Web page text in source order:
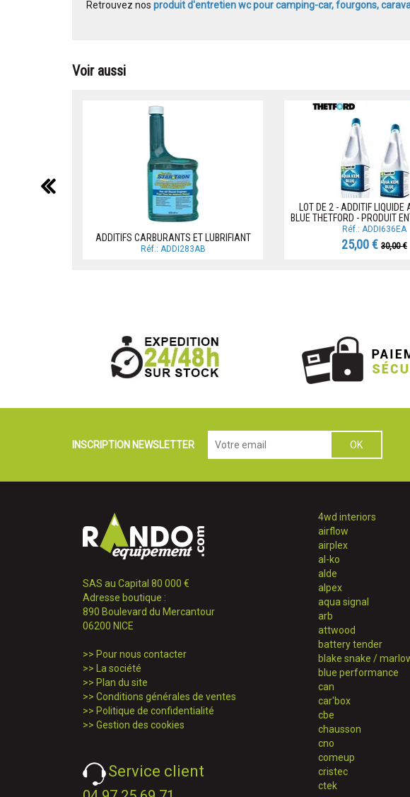
Retrouvez nos produit d'entretien wc pour camping-car, fourgons,
Voir aussi
ADDITIFS CARBURANTS ET LUBRIFIANT
Réf.: ADDI283AB
LOT DE 2 - ADDITIF LIQUIDE
BLUE THETFORD - PRODUIT
Réf.: ADDI636EA
25,00 € 30,00 €
précédent
INSCRIPTION NEWSLETTER
SAS au Capital 80 000 €
Adresse boutique :
890 Boulevard du Mercantour
06200 NICE
>> Pour nous contacter
>> La société
>> Plan du site
>> Conditions générales de ventes
>> Politique de confidentialité
>> Gestion des cookies
Service client
4wd interiors
airflow
airplex
al-ko
alde
alpex
aqua signal
arb
attwood
battery tender
blake snake /
blue performance
can
car'box
cbe
chausson
cno
comeup
cristec
ctek